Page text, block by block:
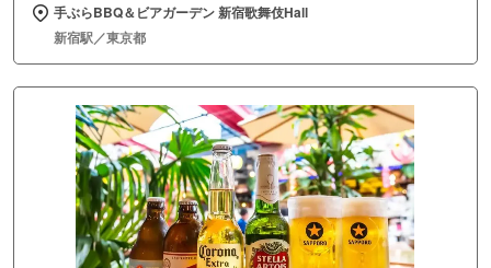
手ぶらBBQ＆ビアガーデン 新宿歌舞伎Hall
新宿駅／東京都